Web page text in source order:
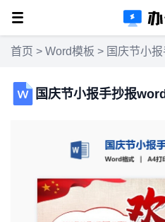
首页 > Word模板 > 国庆节小
国庆节小报手抄报